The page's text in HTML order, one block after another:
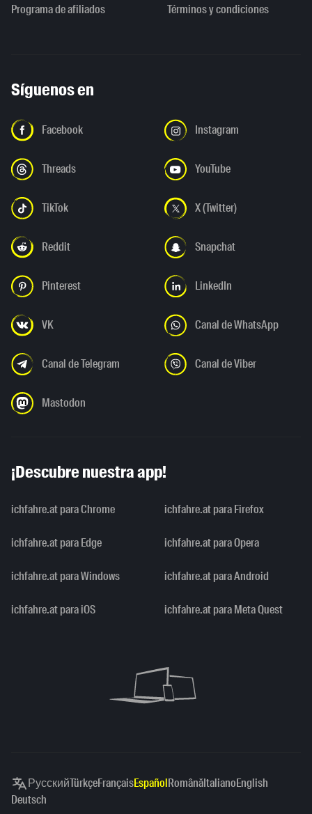
Programa de afiliados Términos y condiciones
Síguenos en
Facebook Instagram
Threads YouTube
TikTok X (Twitter)
Reddit Snapchat
Pinterest LinkedIn
VK Canal de WhatsApp
Canal de Telegram Canal de Viber
Mastodon
¡Descubre nuestra app!
ichfahre.at para Chrome ichfahre.at para Firefox
ichfahre.at para Edge ichfahre.at para Opera
ichfahre.at para Windows ichfahre.at para Android
ichfahre.at para iOS ichfahre.at para Meta Quest
РусскийTürkçeFrançaisEspañolRomânăItalianoEnglish
Deutsch